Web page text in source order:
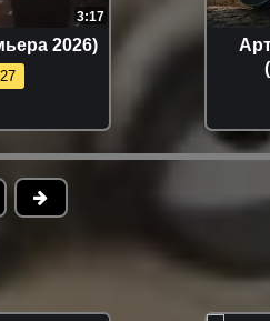
2:22
Фати Царикаева - Моё лето
(Премьера клипа 2026)